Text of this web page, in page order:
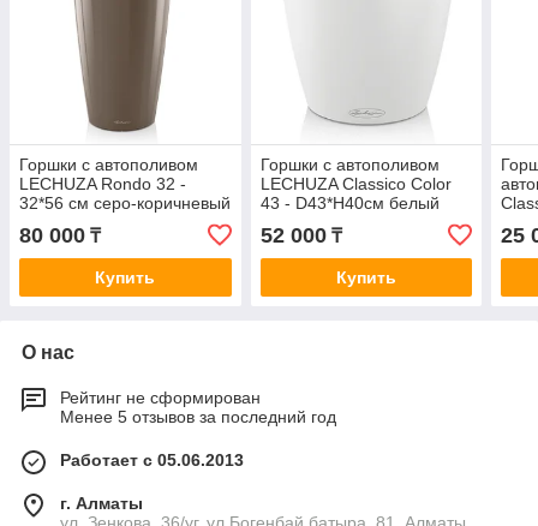
Горшки с автополивом
LECHUZA Rondo 32 -
32*56 cм серо-коричневый
блестящий
80 000 ₸
Купить
Горшки с автополивом
LECHUZA Classico Color
43 - D43*H40cм белый
52 000₸
Купить
25
О нас
Рейтинг не сформирован
Менее 5 отзывов за последний год
Работает с 05.06.2013
г. Алматы